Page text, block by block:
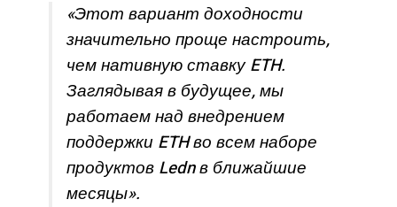
«Этот вариант доходности
значительно проще настроить,
чем нативную ставку ETH.
Заглядывая в будущее, мы
работаем над внедрением
поддержки ETH во всем наборе
продуктов Ledn в ближайшие
месяцы».